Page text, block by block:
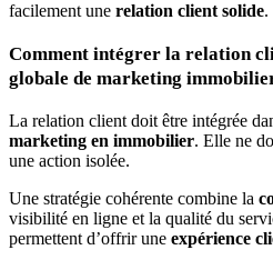
facilement une relation client solide.
Comment intégrer la relation
globale de marketing
La relation client doit être intégrée
marketing en immobilier. Elle ne
une action isolée.
Une stratégie cohérente combine la
visibilité en ligne et la qualité du
permettent d’offrir une expérience